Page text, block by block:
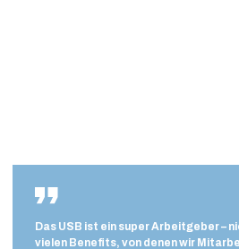
Das USB ist ein super Arbeitgeber –
vielen Benefits, von denen wir